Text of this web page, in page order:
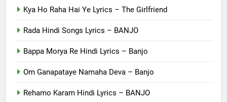
Kya Ho Raha Hai Ye Lyrics – The Girlfriend
Rada Hindi Songs Lyrics – BANJO
Bappa Morya Re Hindi Lyrics – Banjo
Om Ganapataye Namaha Deva – Banjo
Rehamo Karam Hindi Lyrics – BANJO